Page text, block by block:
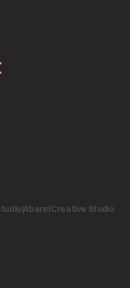
|Abarel Creative Studio